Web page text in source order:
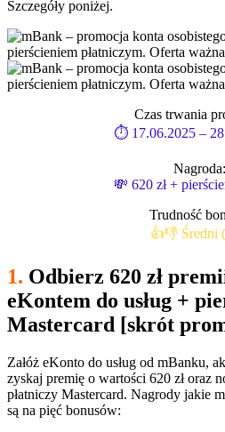
Szczegóły poniżej.
Czas trwania
⏱ 17.06.2025 –
Nagroda:
💸 620 zł +
Trudność
👍👎 Średni
1. Odbierz 620 zł
eKontem do usług +
Mastercard [skrót
Załóż eKonto do usług od mBanku,
zyskaj premię o wartości 620 zł oraz
płatniczy Mastercard. Nagrody jakie
są na pięć bonusów: